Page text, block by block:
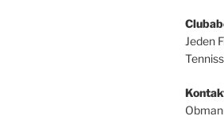
Jeden